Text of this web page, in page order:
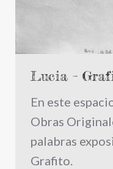
Lucia –
En este
Obras
palabras
Grafito.